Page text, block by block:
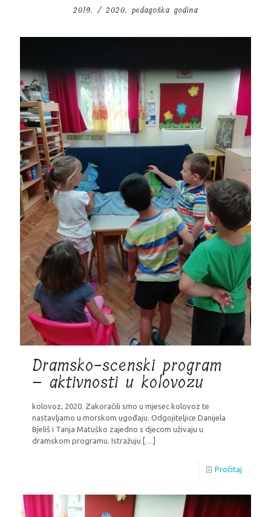
2019. / 2020. pedagoška godina
Dramsko-scenski program
– aktivnosti u kolovozu
kolovoz, 2020. Zakoračili smo u mjesec kolovoz te
nastavljamo u morskom ugođaju. Odgojiteljice Danijela
Bjeliš i Tanja Matuško zajedno s djecom uživaju u
dramskom programu. Istražuju […]
Pročitaj